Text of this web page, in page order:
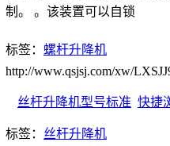
制。 。该装置可以自锁
标签： 螺杆升降机
http://www.qsjsj.com/xw/
丝杆升降机型号标准 快捷
标签： 丝杆升降机